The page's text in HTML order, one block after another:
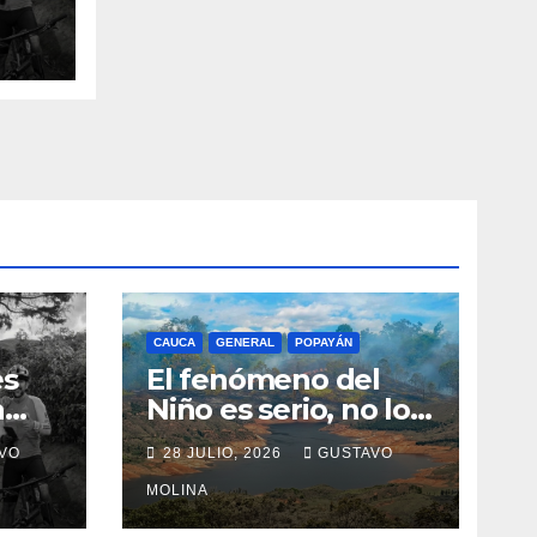
el
el
CAUCA GENERAL POPAYÁN
El fenómeno del
Niño es serio, no lo
tome a juego
28 JULIO, 2026 GUSTAVO
MOLINA